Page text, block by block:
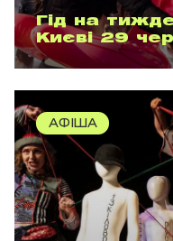
Гід на
Києві 29
АФІША